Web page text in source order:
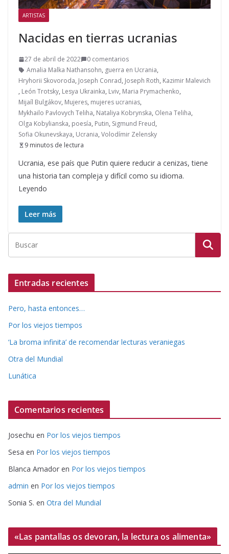
ARTISTAS
Nacidas en tierras ucranias
27 de abril de 2022
0 comentarios
Amalia Malka Nathansohn, guerra en Ucrania,
Hryhorii Skovoroda, Joseph Conrad, Joseph Roth, Kazimir Malevich
, León Trotsky, Lesya Ukrainka, Lviv, Maria Prymachenko,
Mijaíl Bulgákov, Mujeres, mujeres ucranias,
Mykhailo Pavlovych Teliha, Nataliya Kobrynska, Olena Teliha,
Olga Kobylianska, poesía, Putin, Sigmund Freud,
Sofia Okunevskaya, Ucrania, Volodímir Zelensky
9 minutos de lectura
Ucrania, ese país que Putin quiere reducir a cenizas, tiene
una historia tan compleja y difícil como su idioma.
Leyendo
Leer más
Entradas recientes
Pero, hasta entonces…
Por los viejos tiempos
‘La broma infinita’ de recomendar lecturas veraniegas
Otra del Mundial
Lunática
Comentarios recientes
Josechu en Por los viejos tiempos
Sesa en Por los viejos tiempos
Blanca Amador en Por los viejos tiempos
admin en Por los viejos tiempos
Sonia S. en Otra del Mundial
«Las pantallas os devoran, la lectura os alimenta»